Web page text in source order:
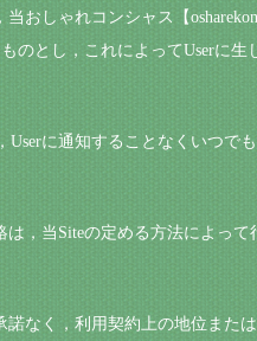
おしゃれコンシャス【
のとし，これによってUserに生
に通知することなくいつで
，当Siteの定める方法によって
諾なく，利用契約上の地位ま